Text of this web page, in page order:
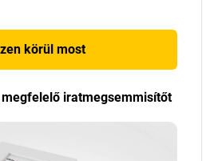
körül most
megfelelő iratmegsemmisítőt